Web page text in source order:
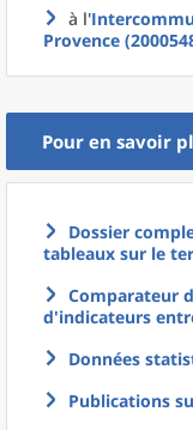
à l'
Provence
Pour en savoir
Dossier
tableaux sur le
Comparateur
d'indicateurs
Données
Publications